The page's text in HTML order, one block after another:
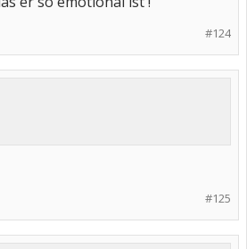
#124
#125